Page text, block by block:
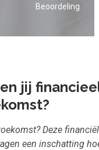
Inloggen
Beoordeling
jij
Deze
een inschatting